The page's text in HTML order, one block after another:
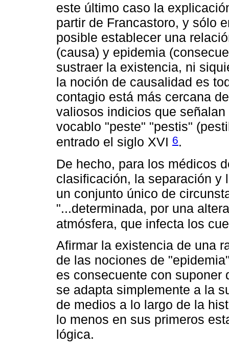
este último caso la
partir de Francastoro, y sólo
posible establecer una
(causa) y epidemia
sustraer la existencia, ni
la noción de causalidad es
contagio está más cercana
valiosos indicios que
vocablo "peste" "pestis"
entrado el siglo XVI 6.
De hecho, para los médicos
clasificación, la separación y
un conjunto único de
"...determinada, por una
atmósfera, que infecta los
Afirmar la existencia de una
de las nociones de
es consecuente con suponer
se adapta simplemente a la
de medios a lo largo de la
lo menos en sus primeros
lógica.